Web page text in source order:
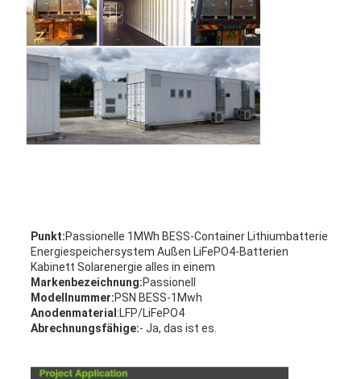
Punkt:Passionelle 1MWh BESS-Container Lithiumbatterie
Energiespeichersystem Außen LiFePO4-Batterien
Kabinett Solarenergie alles in einem
Markenbezeichnung:Passionell
Modellnummer:PSN BESS-1Mwh
Anodenmaterial :LFP/LiFePO4
Abrechnungsfähige:- Ja, das ist es.